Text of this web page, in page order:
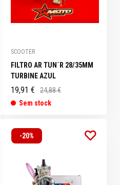
SCOOTER
FILTRO AR TUN´R 28/35MM
TURBINE AZUL
19,91 €
24,88 €
Sem stock
-20%